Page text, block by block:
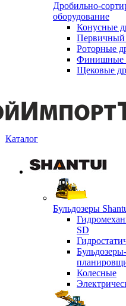
Дробильно-
оборудование
Конусные
Первичный
Роторные
Финишные
Щековые
Каталог
Бульдозеры
SD
Бульдозеры-
Колесные